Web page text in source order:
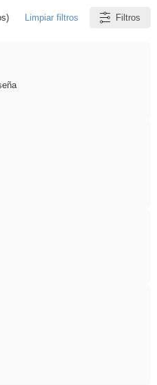
Limpiar filtros Filtros